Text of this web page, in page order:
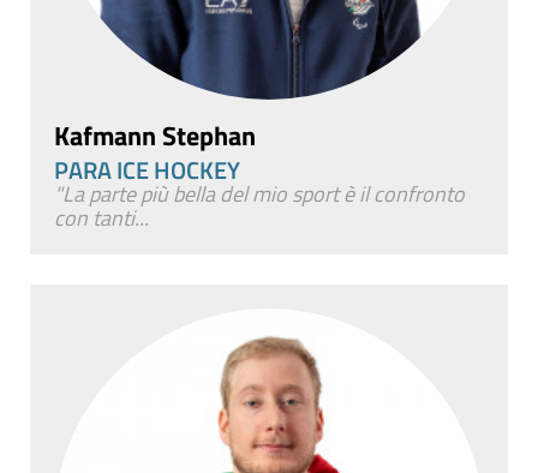
Kafmann Stephan
PARA ICE HOCKEY
"La parte più bella del mio sport è il confronto
con tanti...